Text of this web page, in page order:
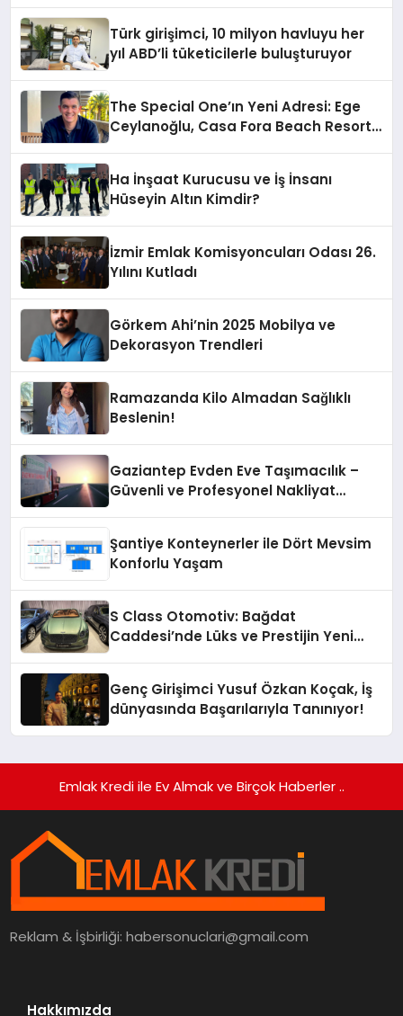
Türk girişimci, 10 milyon havluyu her
yıl ABD’li tüketicilerle buluşturuyor
The Special One’ın Yeni Adresi: Ege
Ceylanoğlu, Casa Fora Beach Resort
Ha İnşaat Kurucusu ve İş İnsanı
Hüseyin Altın Kimdir?
İzmir Emlak Komisyoncuları Odası 26.
Yılını Kutladı
Görkem Ahi’nin 2025 Mobilya ve
Dekorasyon Trendleri
Ramazanda Kilo Almadan Sağlıklı
Beslenin!
Gaziantep Evden Eve Taşımacılık –
Güvenli ve Profesyonel Nakliyat
Şantiye Konteynerler ile Dört Mevsim
Konforlu Yaşam
S Class Otomotiv: Bağdat
Caddesi’nde Lüks ve Prestijin Yeni
Genç Girişimci Yusuf Özkan Koçak, İş
dünyasında Başarılarıyla Tanınıyor!
Emlak Kredi ile Ev Almak ve Birçok Haberler ..
Reklam & İşbirliği:habersonuclari@gmail.com
Hakkımızda